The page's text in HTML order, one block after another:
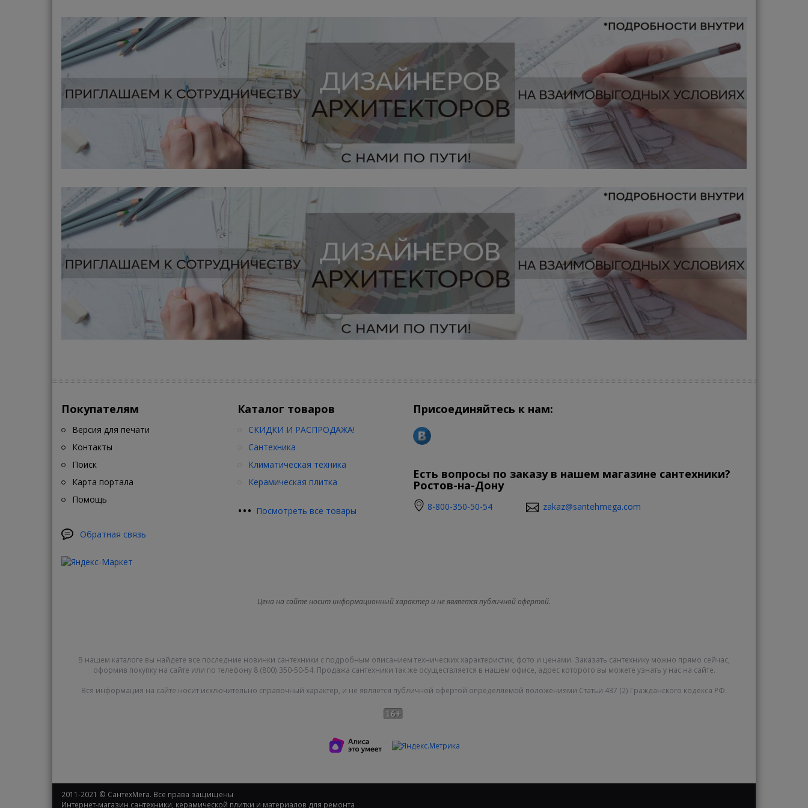
Покупателям
Версия для печати
Контакты
Поиск
Карта портала
Помощь
Обратная связь
Каталог товаров
СКИДКИ И РАСПРОДАЖА!
Сантехника
Климатическая техника
Керамическая плитка
••• Посмотреть все товары
Присоединяйтесь к нам:
Есть вопросы по заказу в нашем магазине сантехники?
Ростов-на-Дону
8-800-350-50-54 zakaz@santehmega.com
Цена на сайте носит информационный характер и не является публичной офертой.
В нашем каталоге вы найдете все последние новинки сантехники с подробным описанием технических характеристик, фото и ценами. Заказать сантехнику можно прямо сейчас,
оформив покупку на сайте или по телефону 8 (800) 350-50-54. Продажа сантехники так же осуществляется в нашем офисе, адрес которого вы можете узнать у нас на сайте.
Вся информация на сайте носит исключительно справочный характер, и не является публичной офертой определяемой положениями Статьи 437 (2) Гражданского кодекса РФ.
2011-2021 © СантехМега. Все права защищены
Интернет-магазин сантехники, керамической плитки и материалов для ремонта